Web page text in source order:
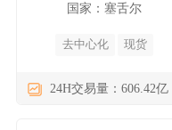
国家：塞舌尔
去中心化 现货
24H交易量：606.42亿